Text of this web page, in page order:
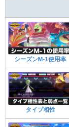
シーズンM-1使用率
タイプ相性